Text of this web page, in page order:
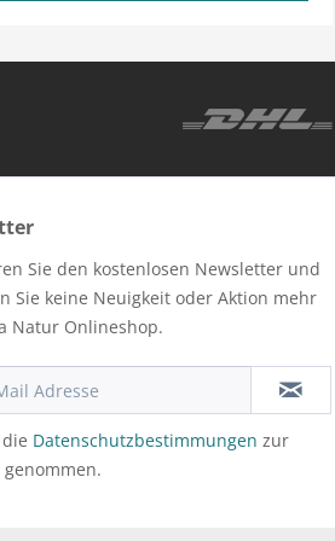
Sie den kostenlosen Newsletter und
Sie keine Neuigkeit oder Aktion mehr
Natur Onlineshop.
Datenschutzbestimmungen zur